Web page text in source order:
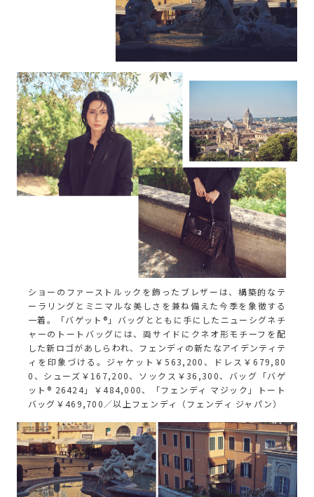
ショーのファーストルックを飾ったブレザーは、構築的なテ
ーラリングとミニマルな美しさを兼ね備えた今季を象徴する
一着。「バゲット®」バッグとともに手にしたニューシグネチ
ャーのトートバッグには、両サイドにクネオ形モチーフを配
した新ロゴがあしらわれ、フェンディの新たなアイデンティテ
ィを印象づける。ジャケット￥563,200、ドレス￥679,80
0、シューズ￥167,200、ソックス￥36,300、バッグ「バゲ
ット® 26424」￥484,000、「フェンディ マジック」トート
バッグ￥469,700／以上フェンディ（フェンディ ジャパン）